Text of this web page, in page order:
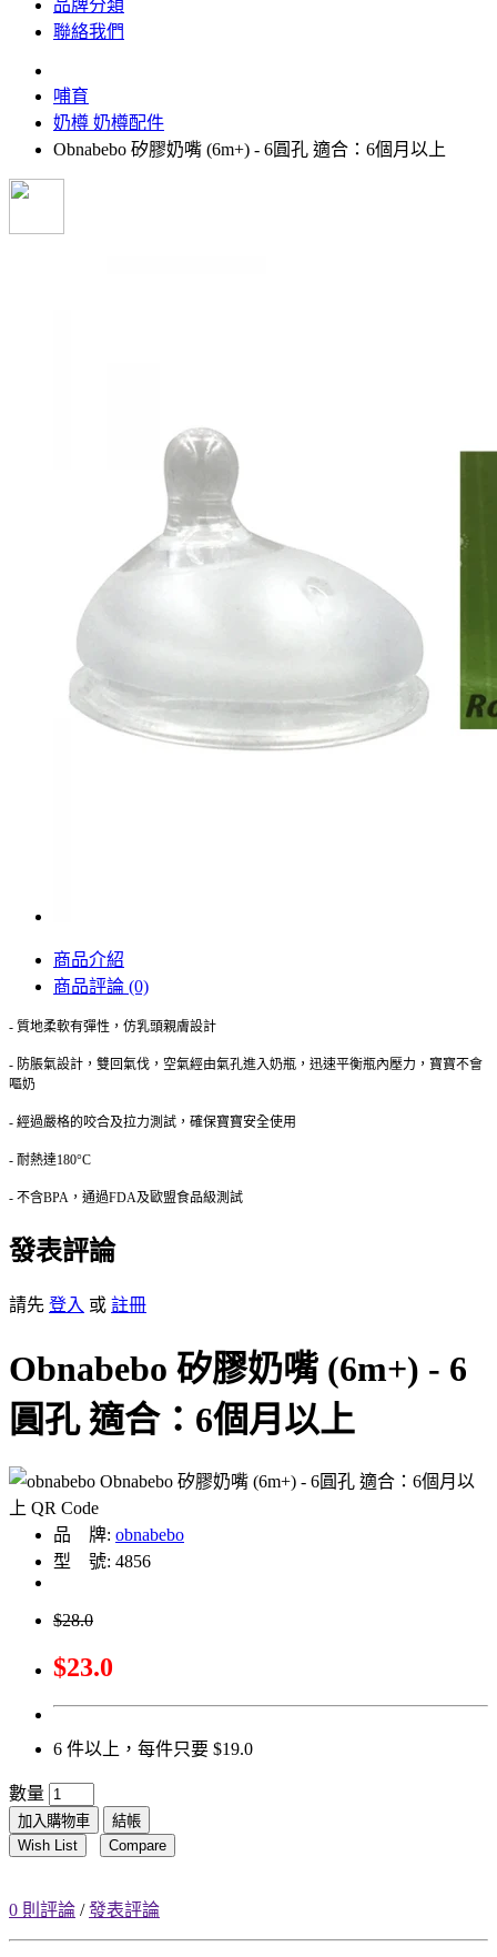
品牌分類
聯絡我們
哺育
奶樽 奶樽配件
Obnabebo 矽膠奶嘴 (6m+) - 6圓孔 適合：6個月以上
商品介紹
商品評論 (0)
- 質地柔軟有彈性，仿乳頭親膚設計
- 防脹氣設計，雙回氣伐，空氣經由氣孔進入奶瓶，迅速平衡瓶內壓力，寶寶不會
嘔奶
- 經過嚴格的咬合及拉力測試，確保寶寶安全使用
- 耐熱達180°C
- 不含BPA，通過FDA及歐盟食品級測試
發表評論
請先 登入 或 註冊
Obnabebo 矽膠奶嘴 (6m+) - 6
圓孔 適合：6個月以上
品 牌: obnabebo
型 號: 4856
$28.0
$23.0
6 件以上，每件只要 $19.0
數量
加入購物車
結帳
Wish List
Compare
0 則評論 /發表評論